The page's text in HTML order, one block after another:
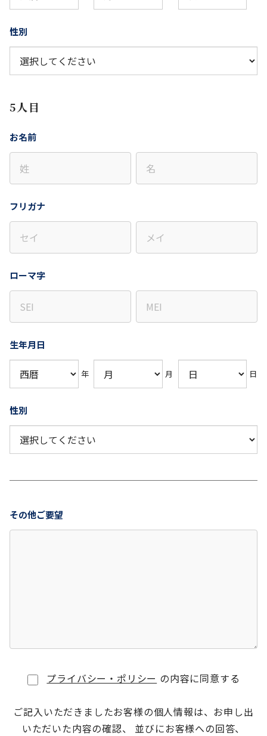
性別
5人目
お名前
フリガナ
ローマ字
生年月日
年 月 日
性別
その他ご要望
プライバシー・ポリシー の内容に同意する
ご記入いただきましたお客様の個人情報は、お申し出
いただいた内容の確認、 並びにお客様への回答、